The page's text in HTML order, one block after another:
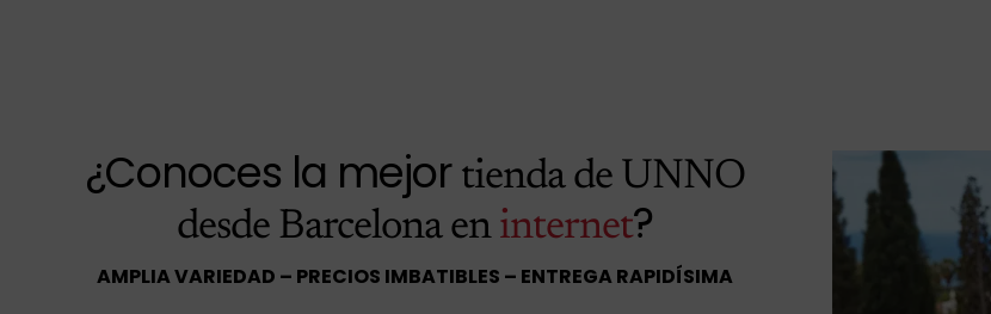
¿Conoces la mejor tienda de UNNO
desde Barcelona en internet?
AMPLIA VARIEDAD – PRECIOS IMBATIBLES – ENTREGA RAPIDÍSIMA